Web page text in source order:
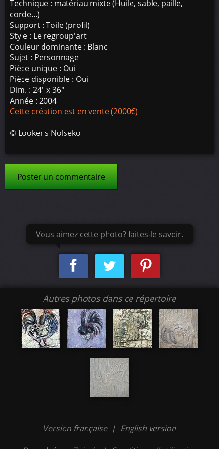
Technique : matériau mixte (Huile, sable, paille,
corde...)
Support : Toile (profil)
Style : Le regroup'art
Couleur dominante : Blanc
Sujet : Personnage
Pièce unique : Oui
Pièce disponible : Oui
Dim. : 24" x 36"
Année : 2004
Cette création est en vente (2000€)
© Lookens Nolseko
Poster un commentaire
Vous aimez cette photo? faites-le savoir.
Autres photos dans ce répertoire
Version française | English version